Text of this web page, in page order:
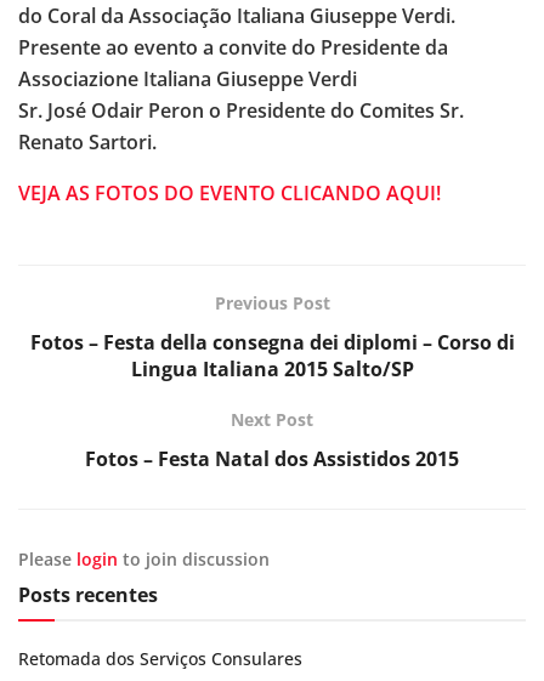
do Coral da Associação Italiana Giuseppe Verdi.
Presente ao evento a convite do Presidente da
Associazione Italiana Giuseppe Verdi
Sr. José Odair Peron o Presidente do Comites Sr.
Renato Sartori.
VEJA AS FOTOS DO EVENTO CLICANDO AQUI!
Previous Post
Fotos – Festa della consegna dei diplomi – Corso di
Lingua Italiana 2015 Salto/SP
Next Post
Fotos – Festa Natal dos Assistidos 2015
Please login to join discussion
Posts recentes
Retomada dos Serviços Consulares